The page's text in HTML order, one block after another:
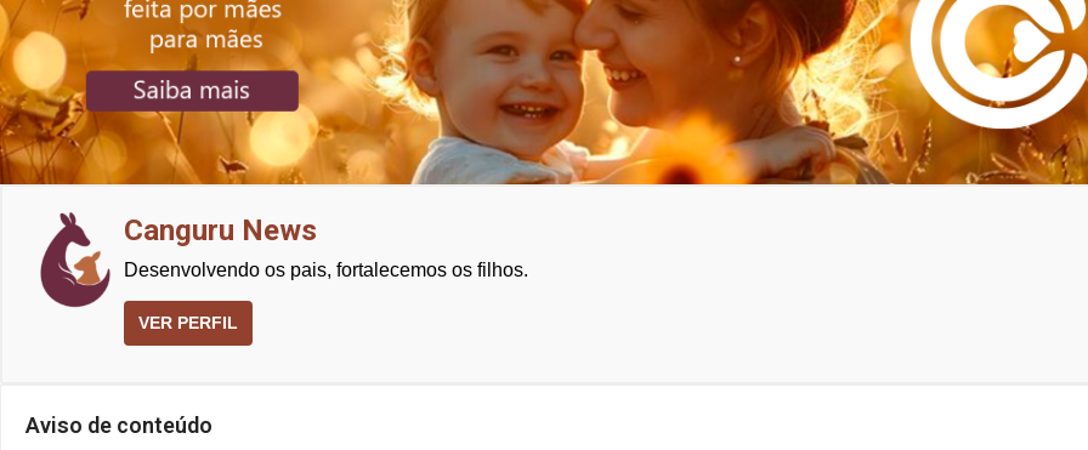
Canguru News
Desenvolvendo os pais, fortalecemos os filhos.
VER PERFIL
Aviso de conteúdo